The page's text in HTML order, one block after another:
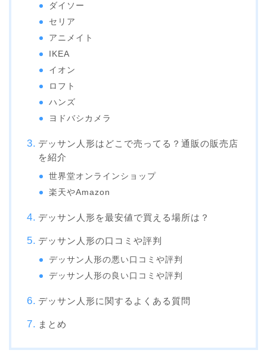
ダイソー
セリア
アニメイト
IKEA
イオン
ロフト
ハンズ
ヨドバシカメラ
デッサン人形はどこで売ってる？通販の販売店
を紹介
世界堂オンラインショップ
楽天やAmazon
デッサン人形を最安値で買える場所は？
デッサン人形の口コミや評判
デッサン人形の悪い口コミや評判
デッサン人形の良い口コミや評判
デッサン人形に関するよくある質問
まとめ